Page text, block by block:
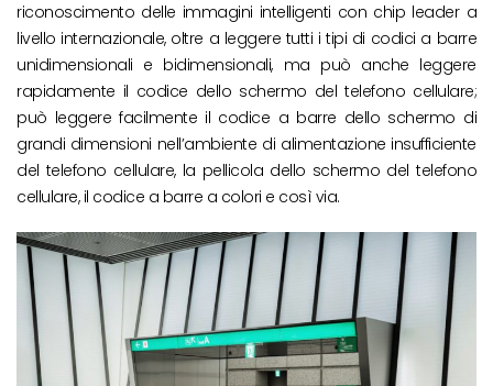
riconoscimento delle immagini intelligenti con chip leader a
livello internazionale, oltre a leggere tutti i tipi di codici a barre
unidimensionali e bidimensionali, ma può anche leggere
rapidamente il codice dello schermo del telefono cellulare;
può leggere facilmente il codice a barre dello schermo di
grandi dimensioni nell’ambiente di alimentazione insufficiente
del telefono cellulare, la pellicola dello schermo del telefono
cellulare, il codice a barre a colori e così via.